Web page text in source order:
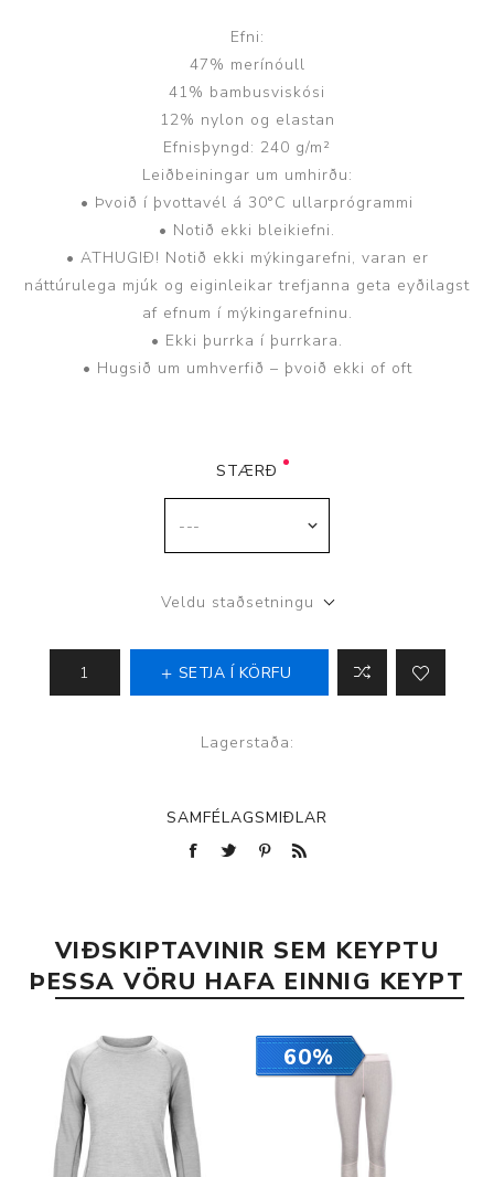
Efni:
47% merínóull
41% bambusviskósi
12% nylon og elastan
Efnisþyngd: 240 g/m²
Leiðbeiningar um umhirðu:
• Þvoið í þvottavél á 30°C ullarprógrammi
• Notið ekki bleikiefni.
• ATHUGIÐ! Notið ekki mýkingarefni, varan er
náttúrulega mjúk og eiginleikar trefjanna geta eyðilagst
af efnum í mýkingarefninu.
• Ekki þurrka í þurrkara.
• Hugsið um umhverfið – þvoið ekki of oft
STÆRÐ
Veldu staðsetningu
SETJA Í KÖRFU
Lagerstaða:
SAMFÉLAGSMIÐLAR
VIÐSKIPTAVINIR SEM KEYPTU
ÞESSA VÖRU HAFA EINNIG KEYPT
60%